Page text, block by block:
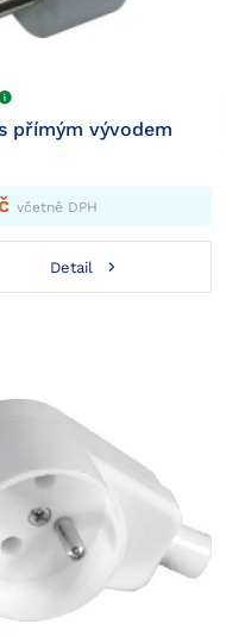
přímým vývodem
včetně DPH
Detail